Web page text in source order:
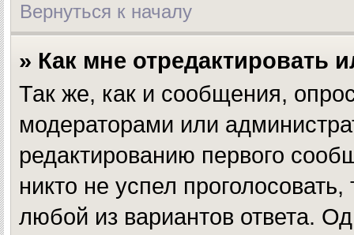
Вернуться к началу
» Как мне отредактировать
Так же, как и сообщения,
модераторами или
редактированию первого
никто не успел
любой из вариантов ответа.